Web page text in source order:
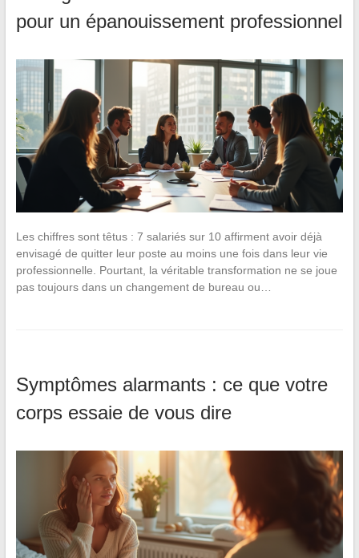
pour un épanouissement professionnel
Les chiffres sont têtus : 7 salariés sur 10 affirment avoir déjà
envisagé de quitter leur poste au moins une fois dans leur vie
professionnelle. Pourtant, la véritable transformation ne se joue
pas toujours dans un changement de bureau ou…
Symptômes alarmants : ce que votre
corps essaie de vous dire